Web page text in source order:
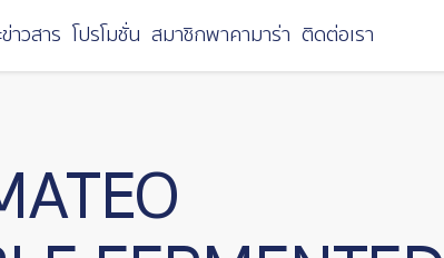
าวสาร โปรโมชั่น สมาชิกพาคามาร่า ติดต่อเรา